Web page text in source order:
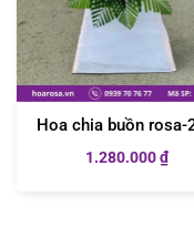
Hoa chia buồn rosa-
1.280.000₫